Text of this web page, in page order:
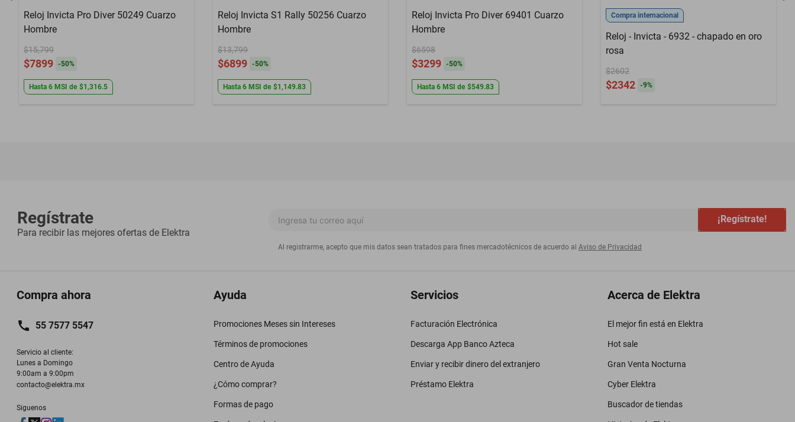
Reloj Invicta Pro Diver 50249 Cuarzo
Hombre
$15,799
$7899 -50%
Hasta 6 MSI de $1,316.5
Reloj Invicta S1 Rally 50256 Cuarzo
Hombre
$13,799
$6899 -50%
Hasta 6 MSI de $1,149.83
Reloj Invicta Pro Diver 69401 Cuarzo
Hombre
$6598
$3299 -50%
Hasta 6 MSI de $549.83
Compra internacional
Reloj - Invicta - 6932 - chapado en oro
rosa
$2602
$2342 -9%
Regístrate
Para recibir las mejores ofertas de Elektra
¡Regístrate!
Al registrarme, acepto que mis datos sean tratados para fines mercadotécnicos de acuerdo al Aviso de Privacidad
Compra ahora
55 7577 5547
Servicio al cliente:
Lunes a Domingo
9:00am a 9:00pm
contacto@elektra.mx
Siguenos
Ayuda
Promociones Meses sin Intereses
Términos de promociones
Centro de Ayuda
¿Cómo comprar?
Formas de pago
Servicios
Facturación Electrónica
Descarga App Banco Azteca
Enviar y recibir dinero del extranjero
Préstamo Elektra
Acerca de Elektra
El mejor fin está en Elektra
Hot sale
Gran Venta Nocturna
Cyber Elektra
Buscador de tiendas